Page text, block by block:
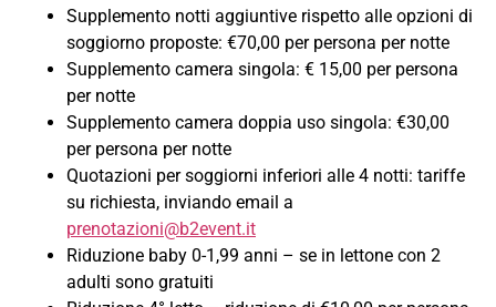
⁠Supplemento notti aggiuntive rispetto alle opzioni di
soggiorno proposte: €70,00 per persona per notte
Supplemento camera singola: € 15,00 per persona
per notte
⁠Supplemento camera doppia uso singola: €30,00
per persona per notte
Quotazioni per soggiorni inferiori alle 4 notti: tariffe
su richiesta, inviando email a
prenotazioni@b2event.it
Riduzione baby 0-1,99 anni – se in lettone con 2
adulti sono gratuiti